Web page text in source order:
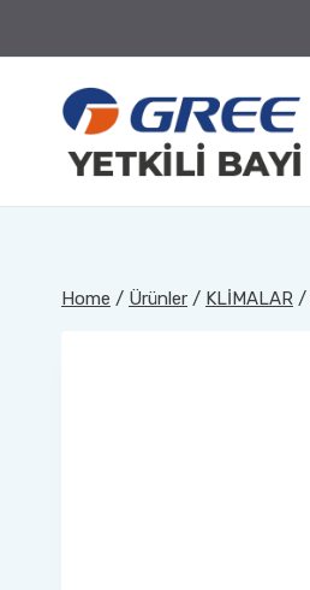
Home / Ürünler / KLİMALAR /